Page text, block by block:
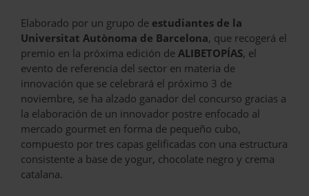
Elaborado por un grupo de estudiantes de la
Universitat Autònoma de Barcelona, que recogerá el
premio en la próxima edición de ALIBETOPÍAS, el
evento de referencia del sector en materia de
innovación que se celebrará el próximo 3 de
noviembre, se ha alzado ganador del concurso gracias a
la elaboración de un innovador postre enfocado al
mercado gourmet en forma de pequeño cubo,
compuesto por tres capas gelificadas con una estructura
consistente a base de yogur, chocolate negro y crema
catalana.